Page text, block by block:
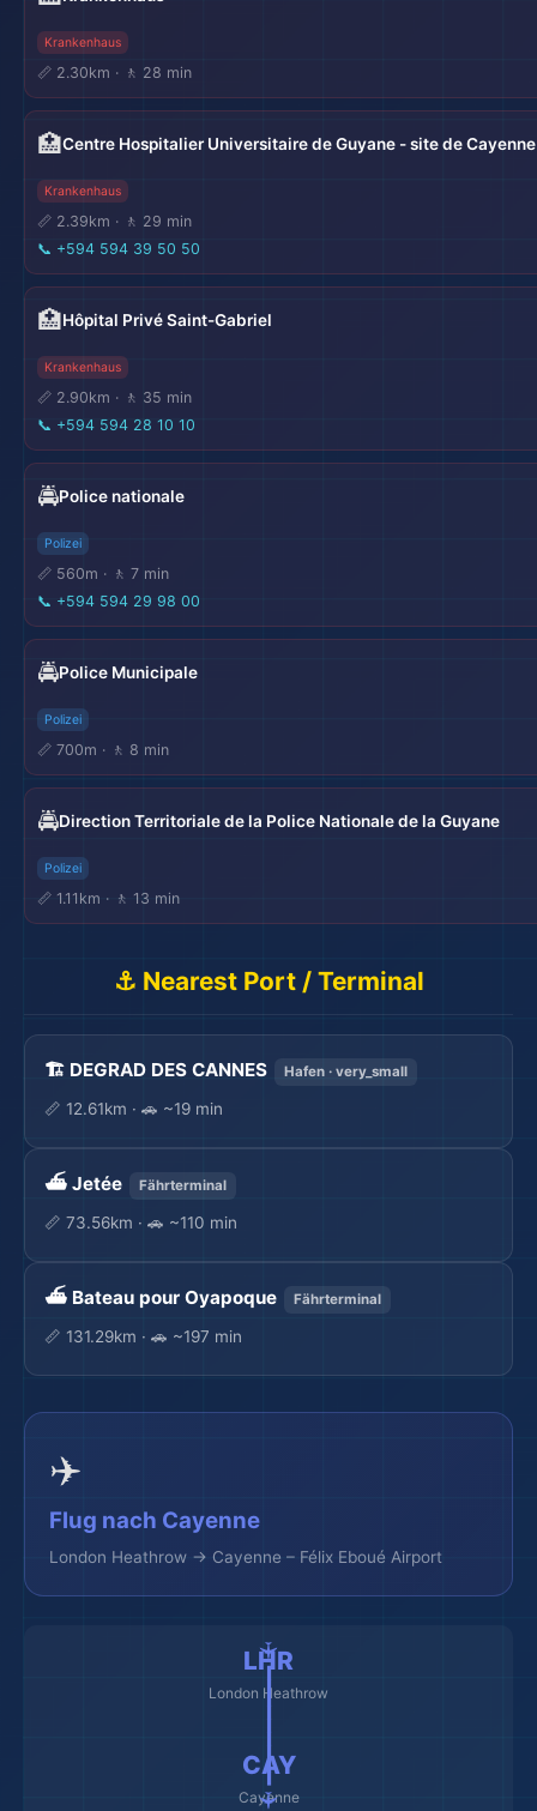
🌍
Krankenhaus
📏 2.30km · 🚶 28 min
🏥Centre Hospitalier Universitaire de Guyane - site de Cayenne
Krankenhaus
📏 2.39km · 🚶 29 min
📞 +594 594 39 50 50
🏥Hôpital Privé Saint-Gabriel
Krankenhaus
📏 2.90km · 🚶 35 min
📞 +594 594 28 10 10
🚔Police nationale
Polizei
📏 560m · 🚶 7 min
📞 +594 594 29 98 00
🚔Police Municipale
Polizei
📏 700m · 🚶 8 min
🚔Direction Territoriale de la Police Nationale de la Guyane
Polizei
📏 1.11km · 🚶 13 min
⚓ Nearest Port / Terminal
🏗️ DEGRAD DES CANNES Hafen · very_small
📏 12.61km · 🚗 ~19 min
⛴️ Jetée Fährterminal
📏 73.56km · 🚗 ~110 min
⛴️ Bateau pour Oyapoque Fährterminal
📏 131.29km · 🚗 ~197 min
✈️
Flug nach Cayenne
London Heathrow → Cayenne – Félix Eboué Airport
LHR
London Heathrow
✈️ ━━━━━━━━━ ✈️
CAY
Cayenne